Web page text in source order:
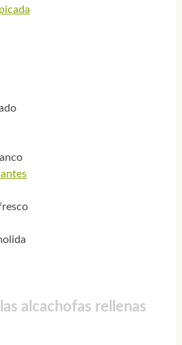
alcachofas rellenas